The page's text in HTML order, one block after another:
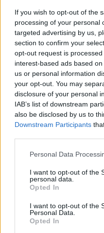
If you wish to opt-out of the
processing of your personal
targeted advertising by us,
section to confirm your
opt-out request is
interest-based ads based
us or personal information
your opt-out. You may
disclosure of your personal
IAB’s list of downstream
also be disclosed by us to
Downstream Participants
Personal Data
I want to opt-out of the
personal data.
Opted In
I want to opt-out of the
Personal Data.
Opted In
FECSÉRLITEK AZ IDŐTÖKET
0 1
farkasfu
2022. 05.
Előzmény:#2054
Inkább kimászna már a
Ha eléri a pingust /~11-t
Természetesen felfelé ésNE
0 1
Metwolf
2022. 05.
Tusolni fog a Pingus?
farkasfu